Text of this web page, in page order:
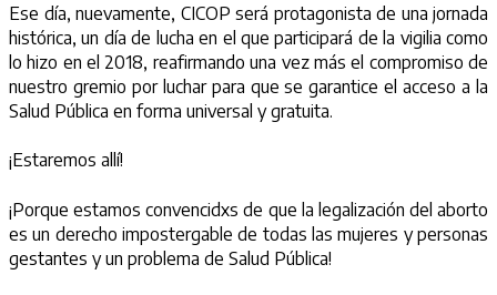
Ese día, nuevamente, CICOP será protagonista de una jornada
histórica, un día de lucha en el que participará de la vigilia como
lo hizo en el 2018, reafirmando una vez más el compromiso de
nuestro gremio por luchar para que se garantice el acceso a la
Salud Pública en forma universal y gratuita.
¡Estaremos allí!
¡Porque estamos convencidxs de que la legalización del aborto
es un derecho impostergable de todas las mujeres y personas
gestantes y un problema de Salud Pública!